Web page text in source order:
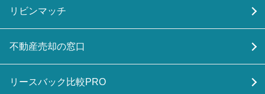
リビンマッチ
不動産売却の窓口
リースバック比較PRO